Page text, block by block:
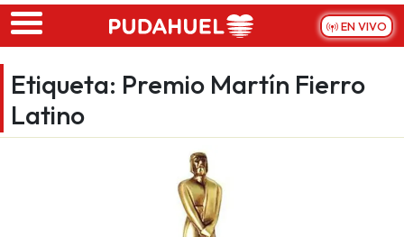
Skip to main content
EN VIVO
Etiqueta: Premio Martín Fierro
Latino